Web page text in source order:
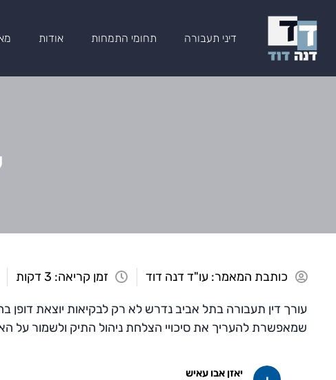
דיני תעבורה תחומי התמחות אודות
כותבת המאמר: עו"ד דנה דוד זמן קריאה: 3 דקות
עורך דין תעבורה בתל אביב נדרש לא רק לבקיאות יוצאת דופן
שמאפשרת להעריך את סיכויי הצלחת ניהול התיק ולשמור על
יאזן אבו עאיש